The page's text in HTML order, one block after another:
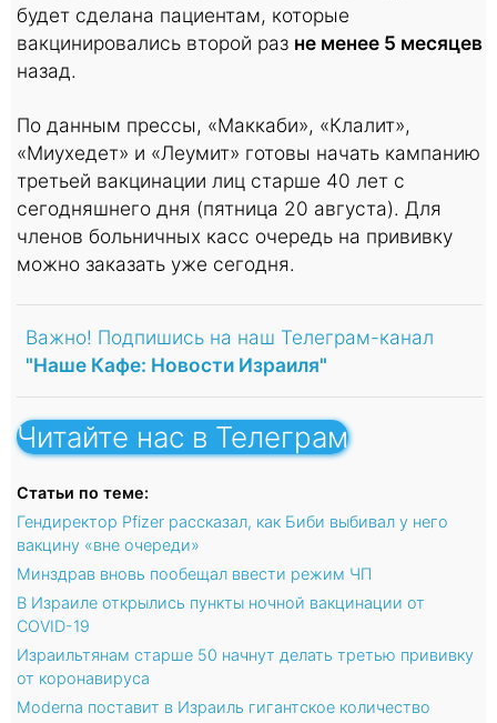
будет сделана пациентам, которые
вакцинировались второй раз не менее 5 месяцев
назад.
По данным прессы, «Маккаби», «Клалит»,
«Миухедет» и «Леумит» готовы начать кампанию
третьей вакцинации лиц старше 40 лет с
сегодняшнего дня (пятница 20 августа). Для
членов больничных касс очередь на прививку
можно заказать уже сегодня.
Важно! Подпишись на наш Телеграм-канал
"Наше Кафе: Новости Израиля"
Читайте нас в Телеграм
Статьи по теме:
Гендиректор Pfizer рассказал, как Биби выбивал у него
вакцину «вне очереди»
Минздрав вновь пообещал ввести режим ЧП
В Израиле открылись пункты ночной вакцинации от
COVID-19
Израильтянам старше 50 начнут делать третью прививку
от коронавируса
Moderna поставит в Израиль гигантское количество